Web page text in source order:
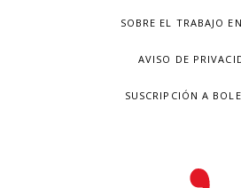
SOBRE EL TRABAJO
AVISO DE
SUSCRIPCIÓN A